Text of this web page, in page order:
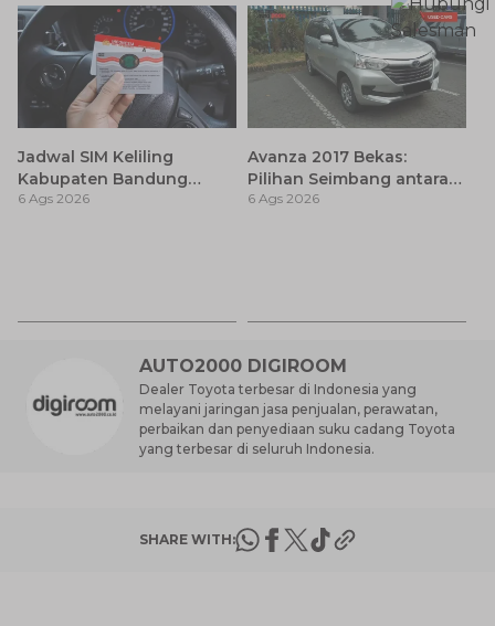
Jadwal SIM Keliling
Kabupaten Bandung
Terbaru 2026 dan
6 Ags 2026
Avanza 2017 Bekas:
Pilihan Seimbang antara
Harga dan Fitur Modern
6 Ags 2026
AUTO2000 DIGIROOM
Dealer Toyota terbesar di Indonesia yang
melayani jaringan jasa penjualan, perawatan,
perbaikan dan penyediaan suku cadang Toyota
yang terbesar di seluruh Indonesia.
SHARE WITH: